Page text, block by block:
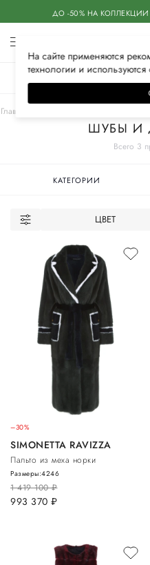
ДО -50% НА
Всего 3
Главная
ШУБЫ И
КАТЕГОРИИ
ЦВЕТ
–30%
SIMONETTA RAVIZZA
Пальто из меха норки
1 419 100руб.
993 370 руб.
Размеры:4246
На сайте применяются
технологии и